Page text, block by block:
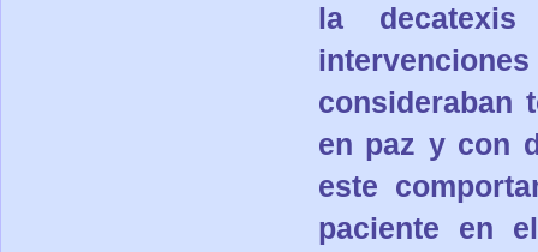
la
consideraban
en paz y con
este
paciente en